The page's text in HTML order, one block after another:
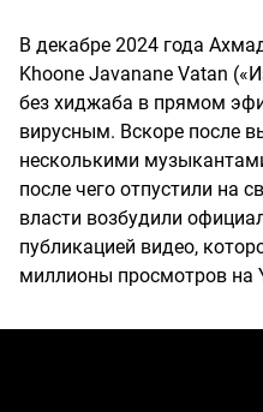
В декабре 2024 года
Khoone Javanane Vatan
без хиджаба в прямом
вирусным. Вскоре после
несколькими
после чего отпустили на
власти возбудили
публикацией видео,
миллионы просмотров на